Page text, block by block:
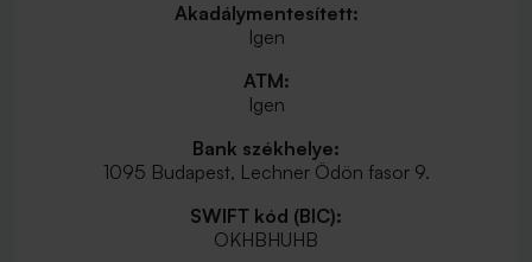
Akadálymentesített:
Igen
ATM:
Igen
Bank székhelye:
1095 Budapest, Lechner Ödön fasor 9.
SWIFT kód (BIC):
OKHBHUHB